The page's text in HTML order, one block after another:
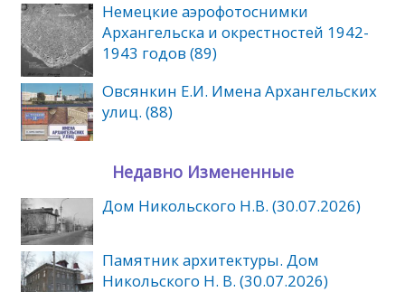
Немецкие аэрофотоснимки
Архангельска и окрестностей 1942-
1943 годов (89)
Овсянкин Е.И. Имена Архангельских
улиц. (88)
Недавно Измененные
Дом Никольского Н.В. (30.07.2026)
Памятник архитектуры. Дом
Никольского Н. В. (30.07.2026)